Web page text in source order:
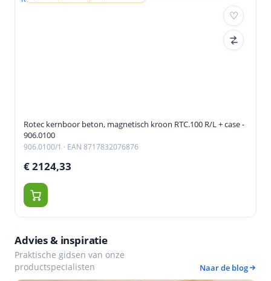
Rotec kernboor beton, magnetisch kroon RTC.100 R/L + case -
906.0100
906.0100/1 · EAN 8717832076876
€ 2124,33
Advies & inspiratie
Praktische gidsen van onze
productspecialisten
Naar de blog